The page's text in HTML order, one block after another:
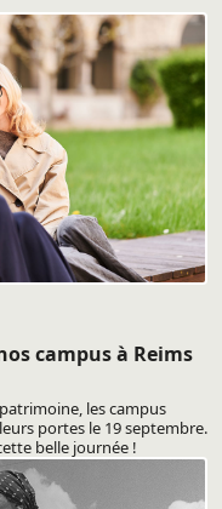
campus à Reims
les campus
portes le 19 septembre.
belle journée !